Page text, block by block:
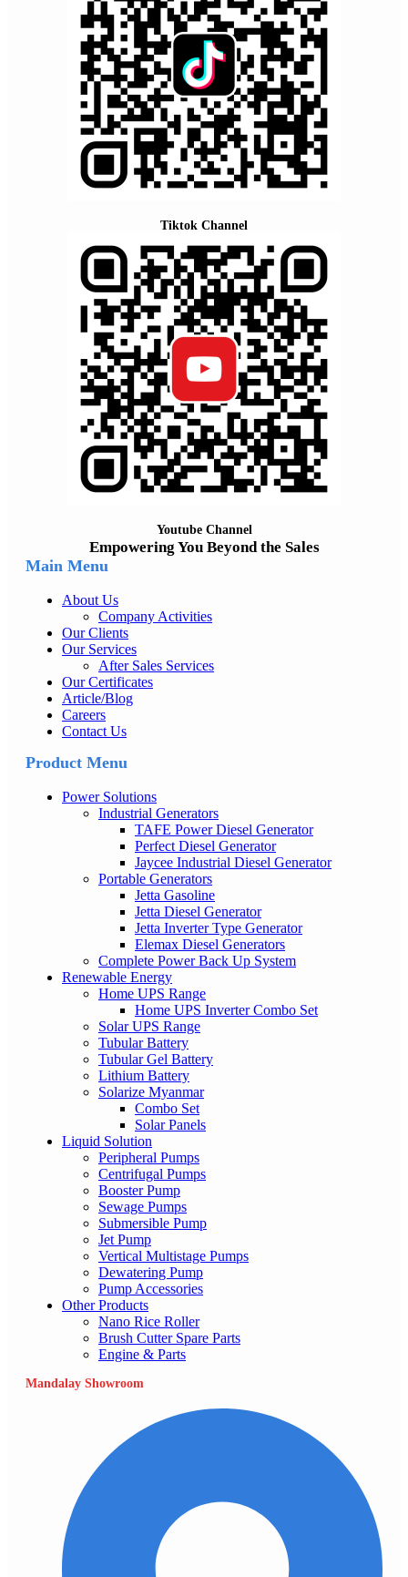
Tiktok Channel
Youtube Channel
Empowering You Beyond the Sales
Main Menu
About Us
Company Activities
Our Clients
Our Services
After Sales Services
Our Certificates
Article/Blog
Careers
Contact Us
Product Menu
Power Solutions
Industrial Generators
TAFE Power Diesel Generator
Perfect Diesel Generator
Jaycee Industrial Diesel Generator
Portable Generators
Jetta Gasoline
Jetta Diesel Generator
Jetta Inverter Type Generator
Elemax Diesel Generators
Complete Power Back Up System
Renewable Energy
Home UPS Range
Home UPS Inverter Combo Set
Solar UPS Range
Tubular Battery
Tubular Gel Battery
Lithium Battery
Solarize Myanmar
Combo Set
Solar Panels
Liquid Solution
Peripheral Pumps
Centrifugal Pumps
Booster Pump
Sewage Pumps
Submersible Pump
Jet Pump
Vertical Multistage Pumps
Dewatering Pump
Pump Accessories
Other Products
Nano Rice Roller
Brush Cutter Spare Parts
Engine & Parts
Mandalay Showroom